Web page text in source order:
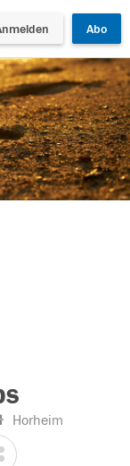
Abo
Horheim